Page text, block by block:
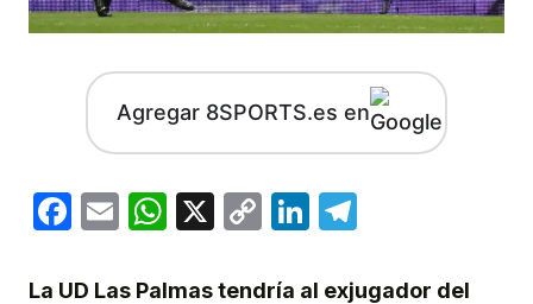
Agregar 8SPORTS.es en
Facebook
EmailWhatsApp
X
CopyLinkedIn
La UD Las Palmas tendría al exjugador del